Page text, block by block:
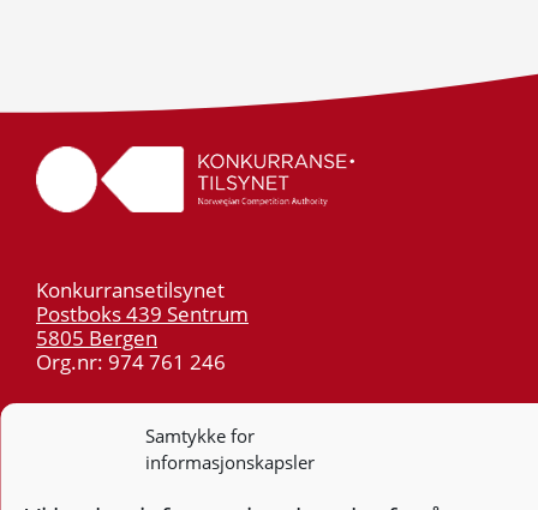
Samtykke for
informasjonskapsler
Konkurransetilsynet
Postboks 439 Sentrum
5805 Bergen
Org.nr: 974 761 246
55 59 75 00
post@kt.no